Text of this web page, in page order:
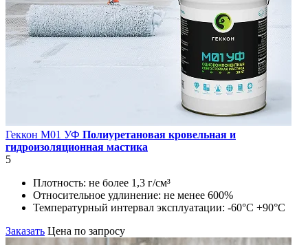
Геккон М01 УФ Полиуретановая кровельная и
гидроизоляционная мастика
5
Плотность: не более 1,3 г/см³
Относительное удлинение: не менее 600%
Температурный интервал эксплуатации: -60°С +90°С
Заказать Цена по запросу